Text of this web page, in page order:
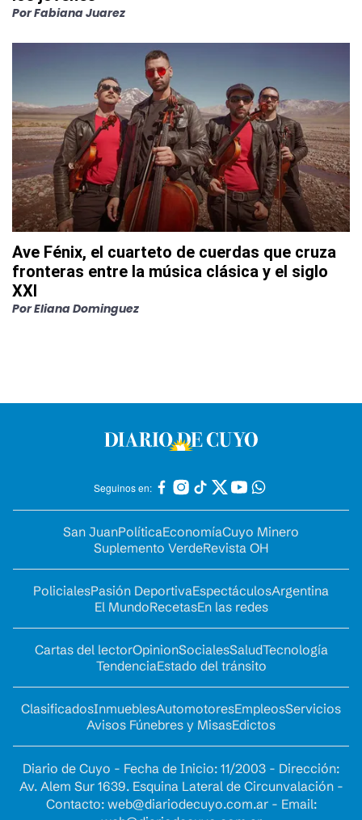
PorFabiana Juarez
Ave Fénix, el cuarteto de cuerdas que cruza
fronteras entre la música clásica y el siglo
XXI
PorEliana Dominguez
Seguinos en:
San JuanPolíticaEconomíaCuyo Minero
Suplemento VerdeRevista OH
PolicialesPasión DeportivaEspectáculosArgentina
El MundoRecetasEn las redes
Cartas del lectorOpinionSocialesSaludTecnología
TendenciaEstado del tránsito
ClasificadosInmueblesAutomotoresEmpleosServicios
Avisos Fúnebres y MisasEdictos
Diario de Cuyo - Fecha de Inicio: 11/2003 - Dirección:
Av. Alem Sur 1639. Esquina Lateral de Circunvalación -
Contacto: web@diariodecuyo.com.ar- Email: